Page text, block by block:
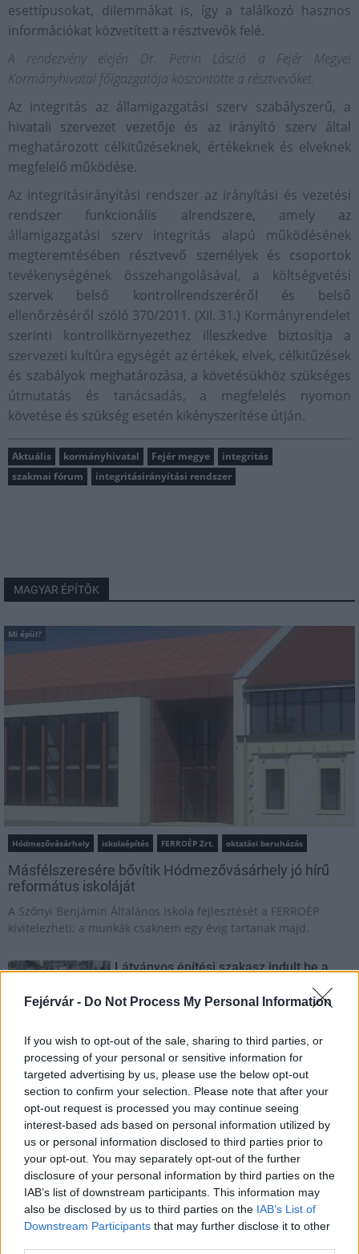
Fejérvár - Do Not Process My Personal Information
If you wish to opt-out of the sale, sharing to third parties, or
processing of your personal or sensitive information for
targeted advertising by us, please use the below opt-out
section to confirm your selection. Please note that after your
opt-out request is processed you may continue seeing
interest-based ads based on personal information utilized by
us or personal information disclosed to third parties prior to
your opt-out. You may separately opt-out of the further
disclosure of your personal information by third parties on the
IAB’s list of downstream participants. This information may
also be disclosed by us to third parties on the IAB’s List of
Downstream Participants that may further disclose it to other
esettípusokat, dilemmákat is, így a találkozó hasznos
információkat közvetített a résztvevők felé.
A rendezvény elején Dr. Petrin László a Fejér Megyei
Kormányhivatal főigazgatója köszöntötte a résztvevőket.
Az integritás az államigazgatási szerv szabályszerű, a
hivatali szervezet vezetője és az irányító szerv által
meghatározott célkitűzéseknek, értékeknek és elveknek
megfelelő működése.
Az integritásirányítási rendszer az irányítási és vezetési
rendszer funkcionális alrendszere, amely az
államigazgatási szerv integritás alapú működésének
megteremtésében résztvevő személyek és csoportok
tevékenységének összehangolásával, a költségvetési
szervek belső kontrollrendszeréről és belső
ellenőrzéséről szóló 370/2011. (XII. 31.) Kormányrendelet
szerinti kontrollkörnyezethez illeszkedve biztosítja a
szervezeti kultúra egységét az értékek, elvek, célkitűzések
és szabályok meghatározása, a követésükhöz szükséges
útmutatás és tanácsadás, a megfelelés nyomon
követése és szükség esetén kikényszerítése útján.
Aktuális kormányhivatal Fejér megye
integritás
szakmai fórum
integritásirányítási rendszer
MAGYAR ÉPÍTŐK
Mi épül?
Hódmezővásárhely iskolaépítés FERROÉP Zrt. oktatási beruházás
Másfélszeresére bővítik Hódmezővásárhely jó hírű
református iskoláját
A Szőnyi Benjámin Általános Iskola fejlesztését a FERROÉP
kivitelezheti; a munkák csaknem egy évig tartanak majd.
Látványos építési szakasz indult be a
Paks II.: Mit jelent az 5. blokk új
mérföldköve a felülvizsgálat
árnyékában?
Elkészült a Liszt Ferenc repülőtér
közelében lévő logisztikai bázis út- és
közműhálózatának fejlesztése
Látlelet a hazai víziközművekről?
Egyetlen, fél évszázados vezetéken